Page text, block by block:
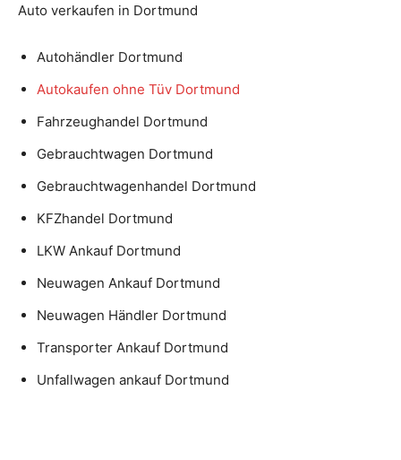
Auto verkaufen in Dortmund
Autohändler Dortmund
Autokaufen ohne Tüv Dortmund
Fahrzeughandel Dortmund
Gebrauchtwagen Dortmund
Gebrauchtwagenhandel Dortmund
KFZhandel Dortmund
LKW Ankauf Dortmund
Neuwagen Ankauf Dortmund
Neuwagen Händler Dortmund
Transporter Ankauf Dortmund
Unfallwagen ankauf Dortmund